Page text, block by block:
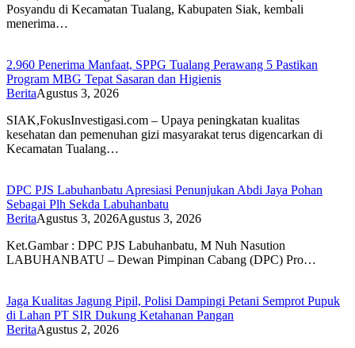
Posyandu di Kecamatan Tualang, Kabupaten Siak, kembali
menerima…
2.960 Penerima Manfaat, SPPG Tualang Perawang 5 Pastikan
Program MBG Tepat Sasaran dan Higienis
BeritaAgustus 3, 2026
SIAK,FokusInvestigasi.com – Upaya peningkatan kualitas
kesehatan dan pemenuhan gizi masyarakat terus digencarkan di
Kecamatan Tualang…
DPC PJS Labuhanbatu Apresiasi Penunjukan Abdi Jaya Pohan
Sebagai Plh Sekda Labuhanbatu
BeritaAgustus 3, 2026Agustus 3, 2026
Ket.Gambar : DPC PJS Labuhanbatu, M Nuh Nasution
LABUHANBATU – Dewan Pimpinan Cabang (DPC) Pro…
Jaga Kualitas Jagung Pipil, Polisi Dampingi Petani Semprot Pupuk
di Lahan PT SIR Dukung Ketahanan Pangan
BeritaAgustus 2, 2026